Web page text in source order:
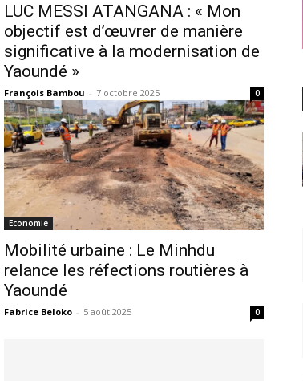
LUC MESSI ATANGANA : « Mon
objectif est d’œuvrer de manière
significative à la modernisation de
Yaoundé »
François Bambou - 7 octobre 2025 0
Economie
Mobilité urbaine : Le Minhdu
relance les réfections routières à
Yaoundé
Fabrice Beloko - 5 août 2025 0